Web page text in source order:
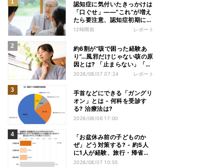
認知症に気付いたきっかけは
「口ぐせ」――“これ”が増え
たら要注意、認知症初期に見
られる「会話の特徴」とは
12時間前 レポート
約6割が“咳で困った経験あ
り”…風邪だけじゃない咳の原
因とは? 「止まらない」「眠
れない」悩みを医師が解説
2026/08/07 07:24 レポート
手首などにできる「ガングリ
オン」とは - 何科を受診す
る? 治療法は?
2026/08/06 17:00
「お盆休み前の子どものか
ぜ」どう対策する? - 約5人
に1人が経験、旅行・帰省へ
の影響も
2026/08/07 10:55